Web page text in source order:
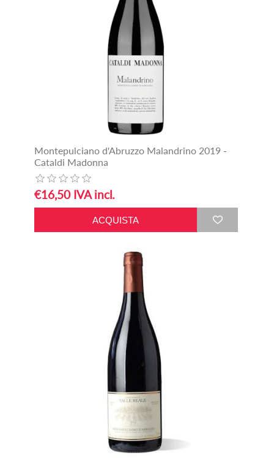
Montepulciano d'Abruzzo Malandrino 2019 -
Cataldi Madonna
€16,50 IVA incl.